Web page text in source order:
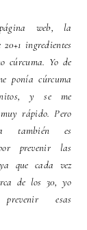
web, la
ingredientes
cúrcuma. Yo de
ponía cúrcuma
y se me
rápido. Pero
también es
prevenir las
que cada vez
de los 30, yo
esas